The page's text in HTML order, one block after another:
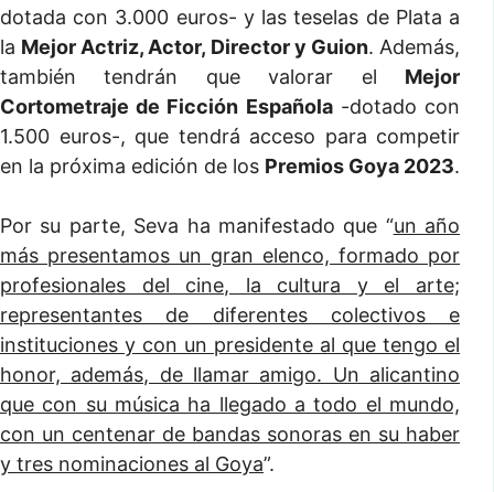
dotada con 3.000 euros- y las teselas de Plata a
la Mejor Actriz, Actor, Director y Guion. Además,
también tendrán que valorar el Mejor
Cortometraje de Ficción Española-dotado con
1.500 euros-, que tendrá acceso para competir
en la próxima edición de los Premios Goya 2023.
Por su parte, Seva ha manifestado que “un año
más presentamos un gran elenco, formado por
profesionales del cine, la cultura y el arte;
representantes de diferentes colectivos e
instituciones y con un presidente al que tengo el
honor, además, de llamar amigo. Un alicantino
que con su música ha llegado a todo el mundo,
con un centenar de bandas sonoras en su haber
y tres nominaciones al Goya”.